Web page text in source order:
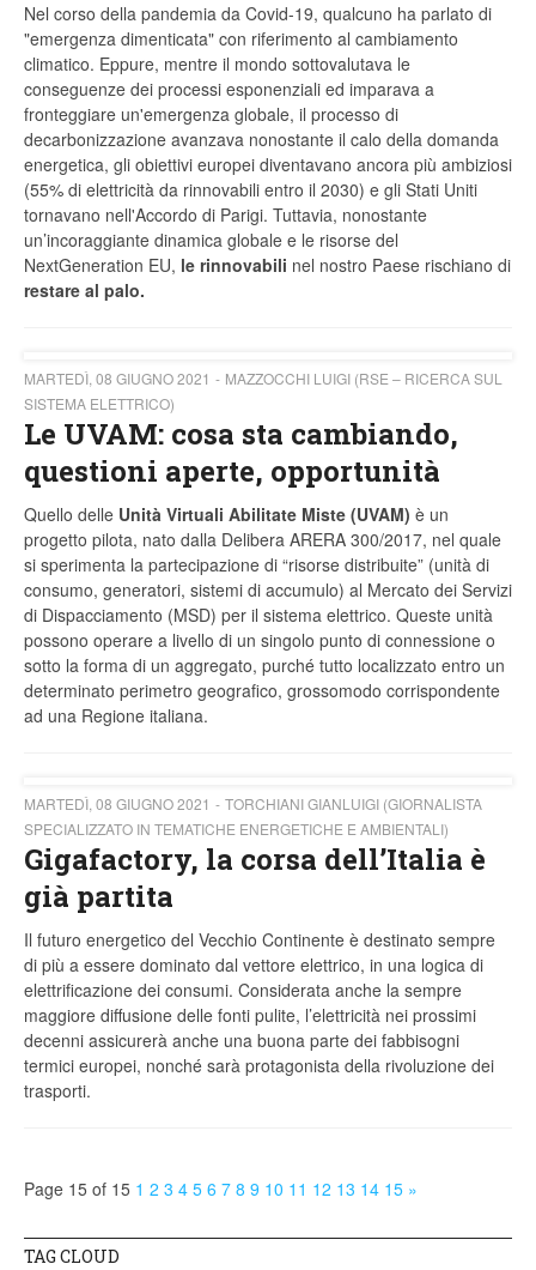
Nel corso della pandemia da Covid-19, qualcuno ha parlato di
"emergenza dimenticata" con riferimento al cambiamento
climatico. Eppure, mentre il mondo sottovalutava le
conseguenze dei processi esponenziali ed imparava a
fronteggiare un'emergenza globale, il processo di
decarbonizzazione avanzava nonostante il calo della domanda
energetica, gli obiettivi europei diventavano ancora più ambiziosi
(55% di elettricità da rinnovabili entro il 2030) e gli Stati Uniti
tornavano nell'Accordo di Parigi. Tuttavia, nonostante
un’incoraggiante dinamica globale e le risorse del
NextGeneration EU, le rinnovabili nel nostro Paese rischiano di
restare al palo.
MARTEDÌ, 08 GIUGNO 2021
MAZZOCCHI LUIGI (RSE – RICERCA SUL
SISTEMA ELETTRICO)
Le UVAM: cosa sta cambiando,
questioni aperte, opportunità
Quello delle Unità Virtuali Abilitate Miste (UVAM) è un
progetto pilota, nato dalla Delibera ARERA 300/2017, nel quale
si sperimenta la partecipazione di “risorse distribuite” (unità di
consumo, generatori, sistemi di accumulo) al Mercato dei Servizi
di Dispacciamento (MSD) per il sistema elettrico. Queste unità
possono operare a livello di un singolo punto di connessione o
sotto la forma di un aggregato, purché tutto localizzato entro un
determinato perimetro geografico, grossomodo corrispondente
ad una Regione italiana.
MARTEDÌ, 08 GIUGNO 2021
TORCHIANI GIANLUIGI (GIORNALISTA
SPECIALIZZATO IN TEMATICHE ENERGETICHE E AMBIENTALI)
Gigafactory, la corsa dell’Italia è
già partita
Il futuro energetico del Vecchio Continente è destinato sempre
di più a essere dominato dal vettore elettrico, in una logica di
elettrificazione dei consumi. Considerata anche la sempre
maggiore diffusione delle fonti pulite, l’elettricità nei prossimi
decenni assicurerà anche una buona parte dei fabbisogni
termici europei, nonché sarà protagonista della rivoluzione dei
trasporti.
Page 15 of 15 1 2 3 4 5 6 7 8 9 10 11 12 13 14 15 »
TAG CLOUD